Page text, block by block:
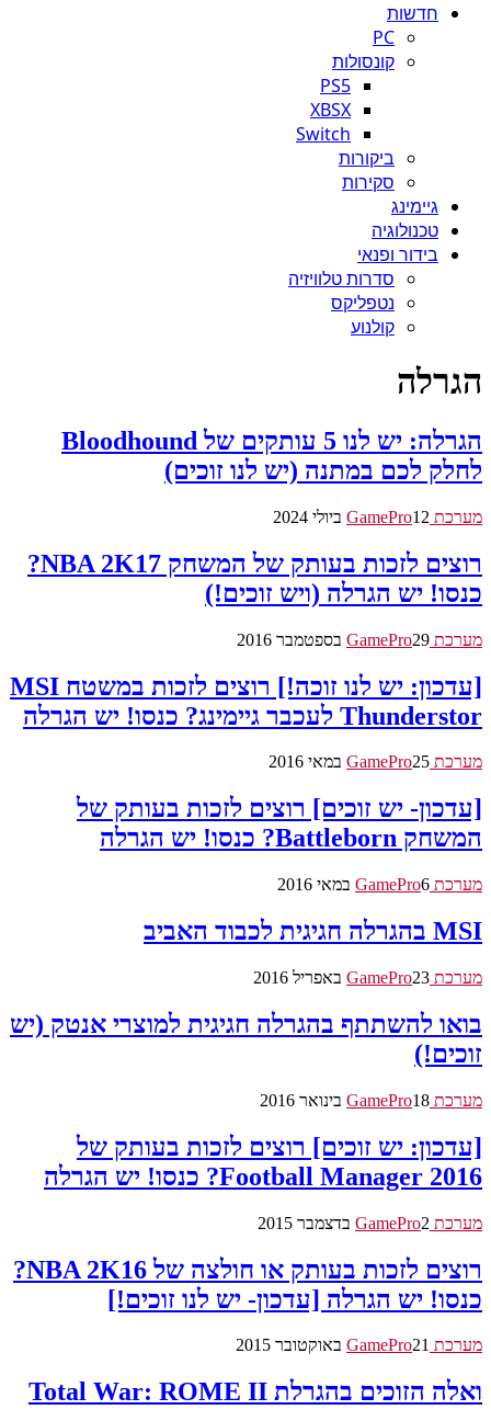
חדשות
PC
קונסולות
PS5
XBSX
Switch
ביקורות
סקירות
גיימינג
טכנולוגיה
בידור ופנאי
סדרות טלוויזיה
נטפליקס
קולנוע
הגרלה
הגרלה: יש לנו 5 עותקים של Bloodhound
לחלק לכם במתנה (יש לנו זוכים)
מערכת GamePro 12 ביולי 2024
רוצים לזכות בעותק של המשחק NBA 2K17?
כנסו! יש הגרלה (ויש זוכים!)
מערכת GamePro 29 בספטמבר 2016
[עדכון: יש לנו זוכה!] רוצים לזכות במשטח MSI
Thunderstor לעכבר גיימינג? כנסו! יש הגרלה
מערכת GamePro 25 במאי 2016
[עדכון- יש זוכים] רוצים לזכות בעותק של
המשחק Battleborn? כנסו! יש הגרלה
מערכת GamePro 6 במאי 2016
MSI בהגרלה חגיגית לכבוד האביב
מערכת GamePro 23 באפריל 2016
בואו להשתתף בהגרלה חגיגית למוצרי אנטק (יש
זוכים!)
מערכת GamePro 18 בינואר 2016
[עדכון: יש זוכים] רוצים לזכות בעותק של
Football Manager 2016? כנסו! יש הגרלה
מערכת GamePro 2 בדצמבר 2015
רוצים לזכות בעותק או חולצה של NBA 2K16?
כנסו! יש הגרלה [עדכון- יש לנו זוכים!]
מערכת GamePro 21 באוקטובר 2015
ואלה הזוכים בהגרלת Total War: ROME II